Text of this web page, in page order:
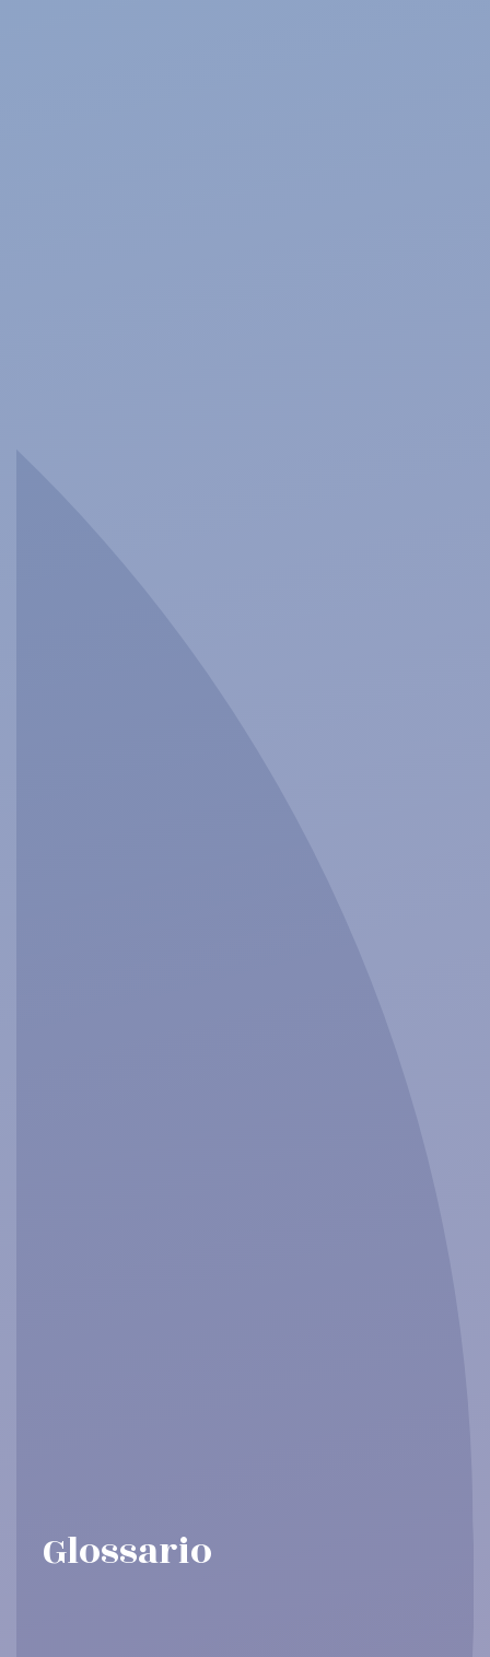
Glossario